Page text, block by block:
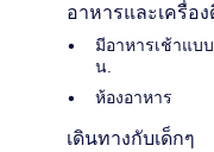
อาหารและเครื่อง
มีอาหารเช้าแบ
น.
ห้องอาหาร
เดินทางกับเด็กๆ